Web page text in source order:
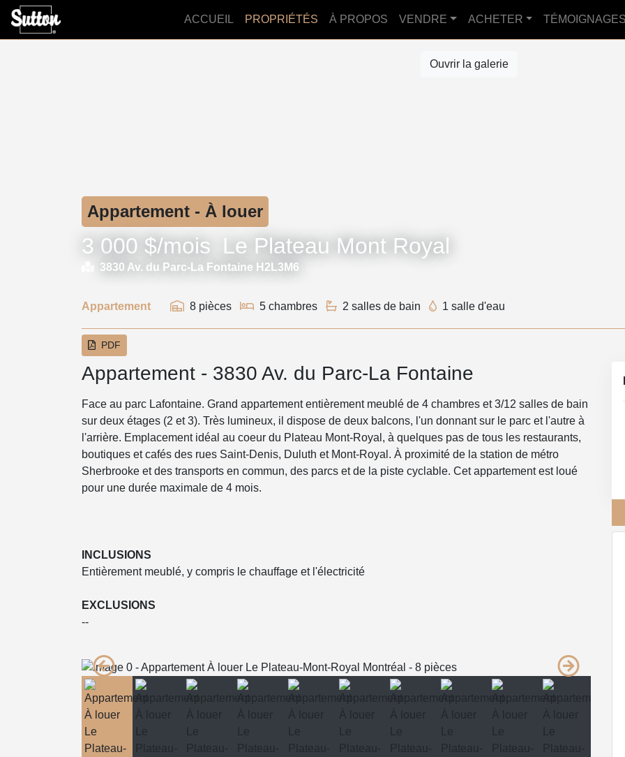
ACCUEIL PROPRIÉTÉS À PROPOS VENDRE ACHETER TÉMOIGNAGES
Ouvrir la galerie
Appartement - À louer
3 000 $/mois Le Plateau Mont Royal
3830 Av. du Parc-La Fontaine H2L3M6
Appartement 8 pièces 5 chambres 2 salles de bain 1 salle d'eau
PDF
Appartement - 3830 Av. du Parc-La Fontaine
Face au parc Lafontaine. Grand appartement entièrement meublé de 4 chambres et 3/12 salles de bain
sur deux étages (2 et 3). Très lumineux, il dispose de deux balcons, l'un donnant sur le parc et l'autre à
l'arrière. Emplacement idéal au coeur du Plateau Mont-Royal, à quelques pas de tous les restaurants,
boutiques et cafés des rues Saint-Denis, Duluth et Mont-Royal. À proximité de la station de métro
Sherbrooke et des transports en commun, des parcs et de la piste cyclable. Cet appartement est loué
pour une durée maximale de 4 mois.
INCLUSIONS
Entièrement meublé, y compris le chauffage et l'électricité
EXCLUSIONS
--